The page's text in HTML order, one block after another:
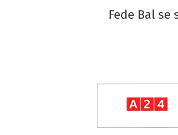
Fede Bal